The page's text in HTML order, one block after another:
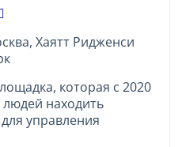
Хаятт Ридженси
которая с 2020
находить
управления